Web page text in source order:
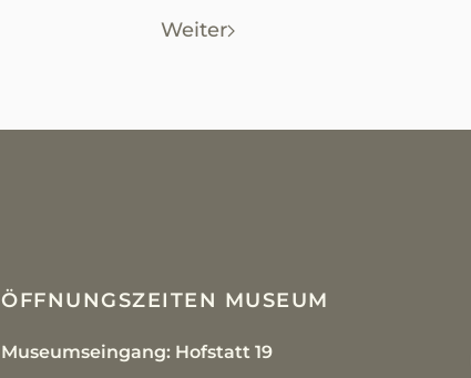
Weiter
ÖFFNUNGSZEITEN MUSEUM
Museumseingang: Hofstatt 19